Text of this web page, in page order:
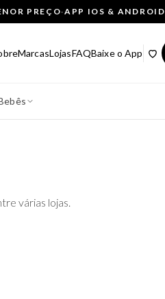
PREÇO·APP IOS & ANDROID
MarcasLojasFAQBaixe o App
várias lojas.